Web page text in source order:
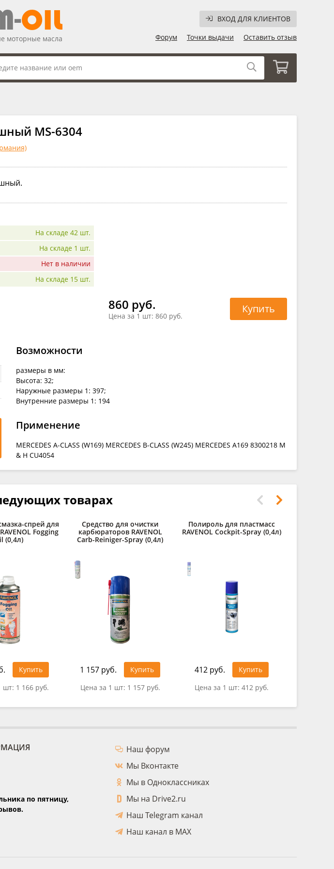
ВХОД ДЛЯ КЛИЕНТОВ
Форум
Точки выдачи Оставить отзыв
моторные масла
MS-6304
На складе 42 шт.
На складе 1 шт.
Нет в наличии
На складе 15 шт.
860 руб.
Цена за 1 шт: 860 руб.
Купить
Возможности
размеры в мм:
Высота: 32;
Наружные размеры 1: 397;
Внутренние размеры 1: 194
Применение
MERCEDES A-CLASS (W169) MERCEDES B-CLASS (W245) MERCEDES A169 8300218 M
& H CU4054
товарах
спрей для
Fogging
(0,4л)
Купить
шт: 1 166 руб.
Средство для очистки
карбюраторов RAVENOL
Carb-Reiniger-Spray (0,4л)
1 157 руб.
Купить
Цена за 1 шт: 1 157 руб.
Полироль для пластмасс
RAVENOL Cockpit-Spray (0,4л)
412 руб.
Купить
Цена за 1 шт: 412 руб.
по пятницу,
Наш форум
Мы Вконтакте
Мы в Одноклассниках
Мы на Drive2.ru
Наш Telegram канал
Наш канал в MAX